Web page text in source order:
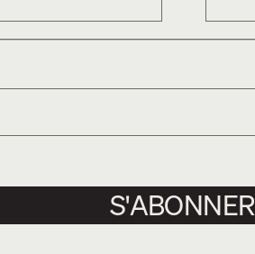
S'ABONNER